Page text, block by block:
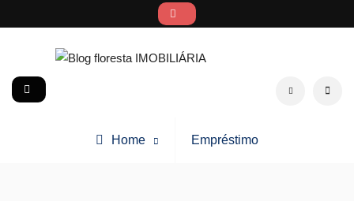
to
Blog floresta IMOBILIÁRIA Search social
Home
Posts
Empréstimo